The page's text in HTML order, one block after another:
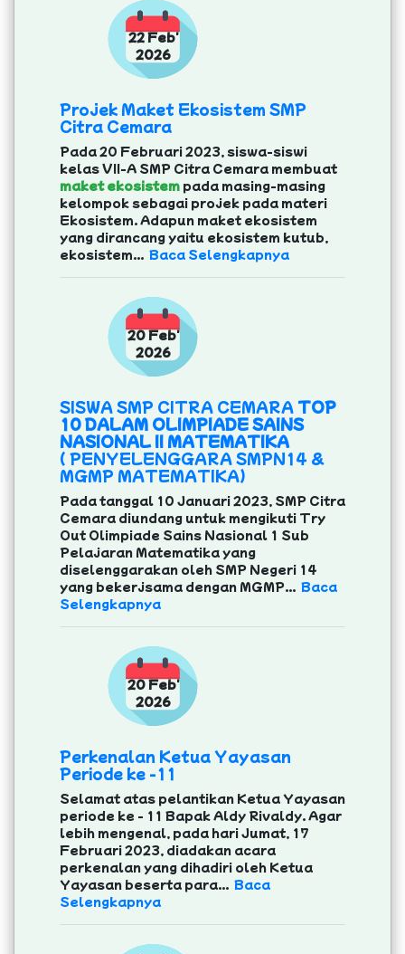
22 Feb'
2026
Projek Maket Ekosistem SMP
Citra Cemara
Pada 20 Februari 2023, siswa-siswi
kelas VII-A SMP Citra Cemara membuat
maket ekosistem pada masing-masing
kelompok sebagai projek pada materi
Ekosistem. Adapun maket ekosistem
yang dirancang yaitu ekosistem kutub,
ekosistem... Baca Selengkapnya
20 Feb'
2026
SISWA SMP CITRA CEMARA TOP
10 DALAM OLIMPIADE SAINS
NASIONAL II MATEMATIKA
( PENYELENGGARA SMPN14 &
MGMP MATEMATIKA)
Pada tanggal 10 Januari 2023, SMP Citra
Cemara diundang untuk mengikuti Try
Out Olimpiade Sains Nasional 1 Sub
Pelajaran Matematika yang
diselenggarakan oleh SMP Negeri 14
yang bekerjsama dengan MGMP... Baca
Selengkapnya
20 Feb'
2026
Perkenalan Ketua Yayasan
Periode ke -11
Selamat atas pelantikan Ketua Yayasan
periode ke - 11 Bapak Aldy Rivaldy. Agar
lebih mengenal, pada hari Jumat, 17
Februari 2023, diadakan acara
perkenalan yang dihadiri oleh Ketua
Yayasan beserta para... Baca
Selengkapnya